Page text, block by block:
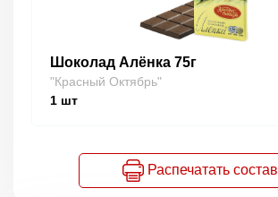
Шоколад Алёнка 75г
"Красный Октябрь"
1 шт
Распечатать состав